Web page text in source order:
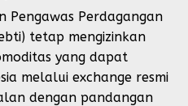
Pengawas Perdagangan
tetap mengizinkan
yang dapat
melalui exchange resmi
dengan pandangan